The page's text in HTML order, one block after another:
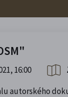
16:00
autorského